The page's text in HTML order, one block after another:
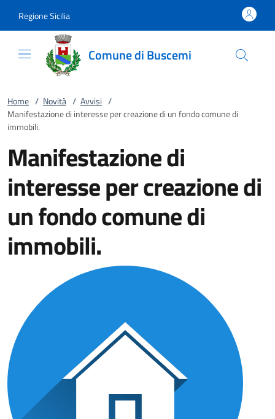
Regione Sicilia
Comune di Buscemi
Home / Novità / Avvisi /
Manifestazione di interesse per creazione di un fondo comune di
immobili.
Manifestazione di
interesse per creazione di
un fondo comune di
immobili.